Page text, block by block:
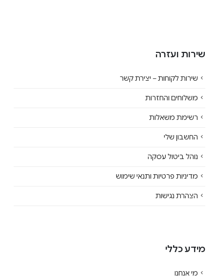
שירות ועזרה
שירות לקוחות – יצירת קשר
משלוחים והחזרות
רשימת משאלות
החשבון שלי
נוהל ביטול עסקה
מדיניות פרטיות ותנאי שימוש
הצהרת נגישות
מידע כללי
מי אנחנו